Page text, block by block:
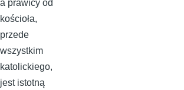
a prawicy od
kościoła,
przede
wszystkim
katolickiego,
jest istotną